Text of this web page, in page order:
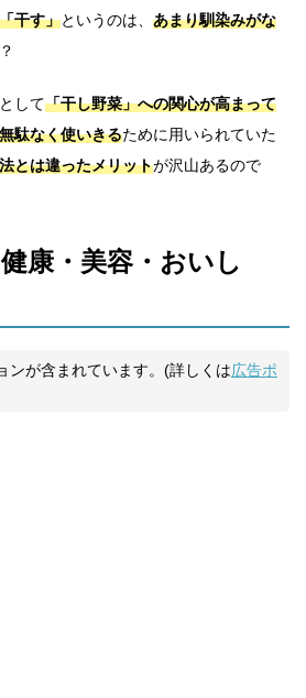
「干す」というのは、 あまり馴染みがな
として「干し野菜」への関心が高まって
駄なく使いきるために用いられていた
とは違ったメリットが沢山あるので
康・美容・おいし
ンが含まれています。(詳しくは広告ポ